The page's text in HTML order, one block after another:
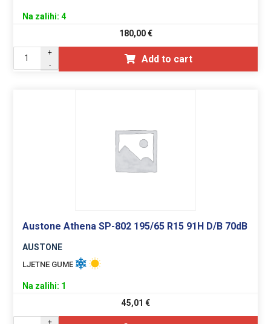
Na zalihi: 4
180,00€
+
-
Add to cart
Austone Athena SP-802 195/65 R15 91H D/B 70dB
AUSTONE
LJETNE GUME
Na zalihi: 1
45,01 €
+